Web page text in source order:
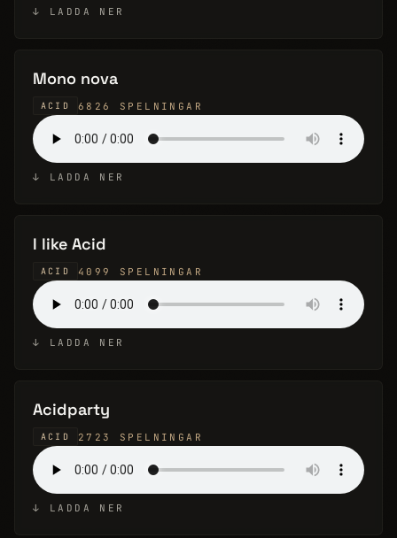
↓ LADDA NER
Mono nova
ACID 6826 SPELNINGAR
↓ LADDA NER
I like Acid
ACID 4099 SPELNINGAR
↓ LADDA NER
Acidparty
ACID 2723 SPELNINGAR
↓ LADDA NER